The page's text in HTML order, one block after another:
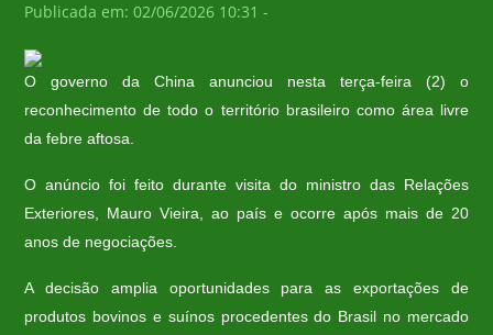
Publicada em: 02/06/2026 10:31 -
O governo da China anunciou nesta terça-feira (2) o
reconhecimento de todo o território brasileiro como área livre
da febre aftosa.
O anúncio foi feito durante visita do ministro das Relações
Exteriores, Mauro Vieira, ao país e ocorre após mais de 20
anos de negociações.
A decisão amplia oportunidades para as exportações de
produtos bovinos e suínos procedentes do Brasil no mercado